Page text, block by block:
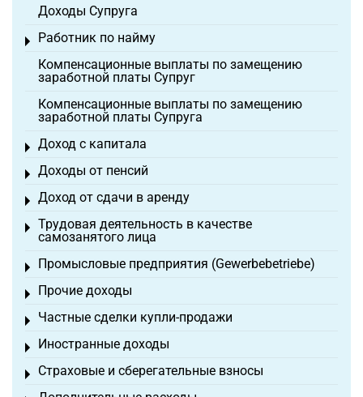
Доходы Супруга
Работник по найму
Toggle menu
Компенсационные выплаты по замещению
заработной платы Супруг
Компенсационные выплаты по замещению
заработной платы Супруга
Доход с капитала
Toggle menu
Доходы от пенсий
Toggle menu
Доход от сдачи в аренду
Toggle menu
Трудовая деятельность в качестве
самозанятого лица
Toggle menu
Промысловые предприятия (Gewerbebetriebe)
Toggle menu
Прочие доходы
Toggle menu
Частные сделки купли-продажи
Toggle menu
Иностранные доходы
Toggle menu
Страховые и сберегательные взносы
Toggle menu